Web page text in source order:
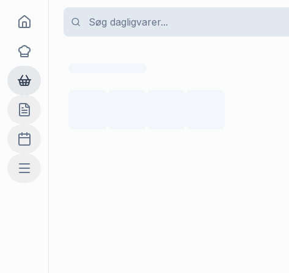
Goma
Opskrifter
Dagligvarer
Indkøbslisten
Madplan
Mere